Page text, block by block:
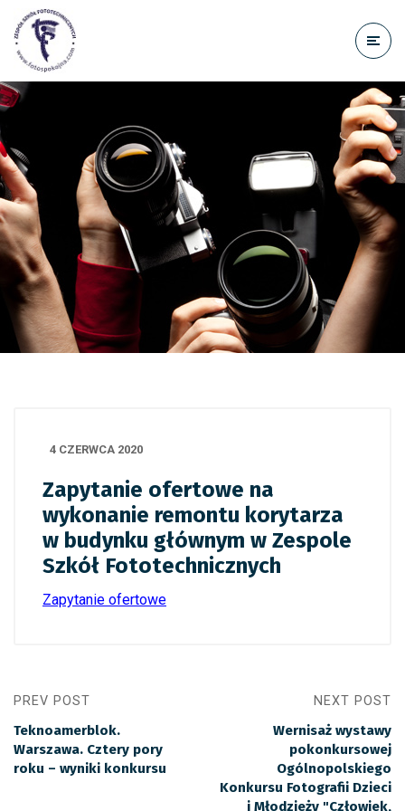
treści
4 CZERWCA 2020
Zapytanie ofertowe na
wykonanie remontu korytarza
w budynku głównym w Zespole
Szkół Fototechnicznych
Zapytanie ofertowe
PREV POST
Teknoamerblok.
Warszawa. Cztery pory
roku – wyniki konkursu
NEXT POST
Wernisaż wystawy
pokonkursowej
Ogólnopolskiego
Konkursu Fotografii Dzieci
i Młodzieży "Człowiek,